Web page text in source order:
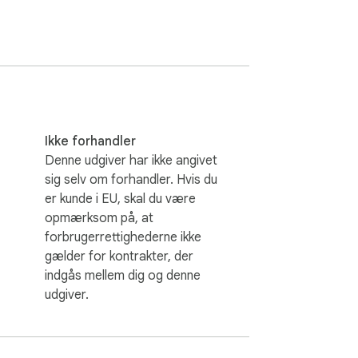
Ikke forhandler
Denne udgiver har ikke angivet
sig selv om forhandler. Hvis du
er kunde i EU, skal du være
opmærksom på, at
forbrugerrettighederne ikke
gælder for kontrakter, der
indgås mellem dig og denne
udgiver.